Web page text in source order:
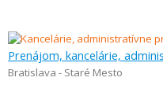
Prenájom, kancelárie,
Bratislava - Staré Mesto